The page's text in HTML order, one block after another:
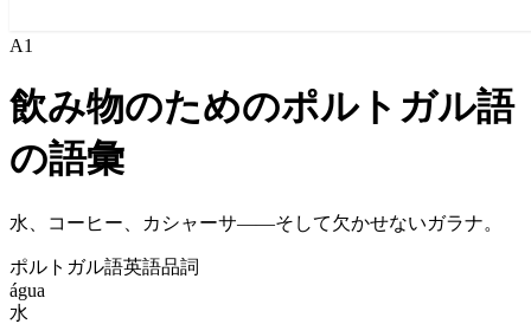
A1
飲み物のためのポルトガル語
の語彙
水、コーヒー、カシャーサ——そして欠かせないガラナ。
ポルトガル語英語品詞
água
水